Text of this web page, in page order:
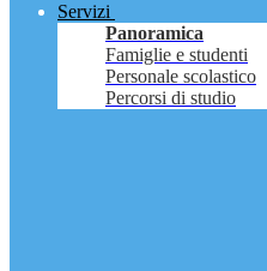
Servizi
Panoramica
Famiglie e studenti
Personale scolastico
Percorsi di studio